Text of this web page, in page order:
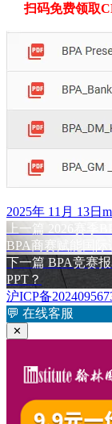
扫码免费领取
发
布
于
2025年 11月 13日
文
章
导
航
上一篇
上
篇
文
章：
2026赛季
BPA商赛赋能国际
下一篇 下
文
章：
BPA竞赛
PPT？
沪ICP备
💬 在线客服
✕